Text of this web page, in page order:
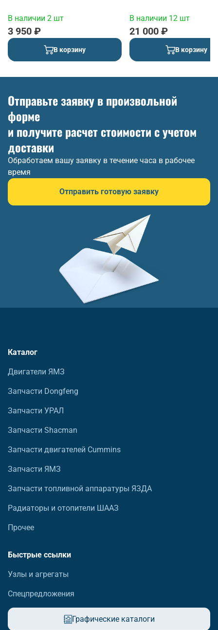
В наличии 2 шт
3 950 ₽
В корзину
В наличии 12 шт
21 000 ₽
В корзину
Отправьте заявку в произвольной
форме
и получите расчет стоимости с учетом
доставки
Обработаем вашу заявку в течение часа в рабочее
время
Отправить готовую заявку
Каталог
Двигатели ЯМЗ
Запчасти Dongfeng
Запчасти УРАЛ
Запчасти Shacman
Запчасти двигателей Cummins
Запчасти ЯМЗ
Запчасти топливной аппаратуры ЯЗДА
Радиаторы и отопители ШААЗ
Прочее
Быстрые ссылки
Узлы и агрегаты
Спецпредложения
Графические каталоги